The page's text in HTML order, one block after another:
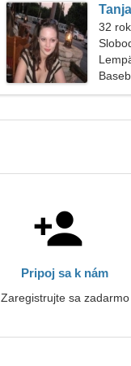
Tanja
32
Pripoj sa k nám
Zaregistrujte sa zadarmo